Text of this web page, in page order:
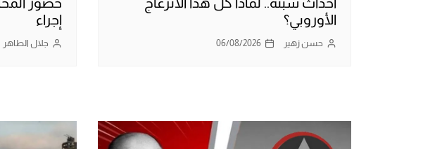
الأوروبي؟
حسن زهير 06/08/2026
إجراء
جلال الطاهر